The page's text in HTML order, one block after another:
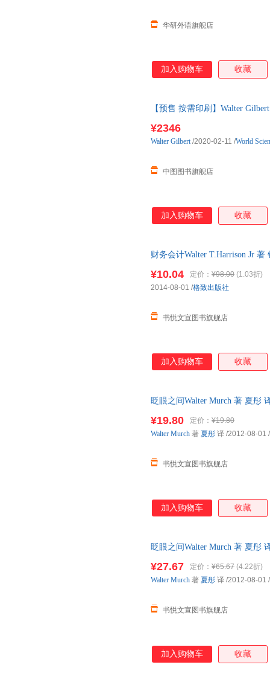
华研外语旗舰店
加入购物车 收藏
【预售 按需印刷】Walter Gilbert
¥2346
中图图书旗舰店
Walter Gilbert/2020-02-11 /World
加入购物车 收藏
财务会计Walter T.Harrison Jr
¥10.04 定价： ¥98.00 (1.03折)
书悦文宣图书旗舰店
2014-08-01 /格致出版社
加入购物车 收藏
眨眼之间Walter Murch 著 夏彤
¥19.80 定价： ¥19.80
书悦文宣图书旗舰店
Walter Murch 著 夏彤 译 /2012-08-01 /
加入购物车 收藏
眨眼之间Walter Murch 著 夏彤
¥27.67 定价： ¥65.67 (4.22折)
书悦文宣图书旗舰店
Walter Murch 著 夏彤 译 /2012-08-01 /
加入购物车 收藏